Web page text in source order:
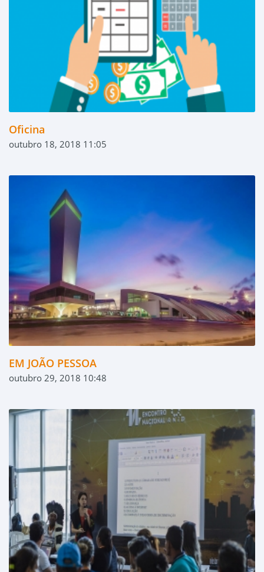
Oficina
outubro 18, 2018 11:05
EM JOÃO PESSOA
outubro 29, 2018 10:48